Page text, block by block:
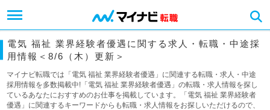
電気 福祉 業界経験者優遇に関する求人・転職・中途採
用情報＜8/6（木）更新＞
マイナビ転職では「電気 福祉 業界経験者優遇」に関連する転職・求人・中途
採用情報を多数掲載中!「電気 福祉 業界経験者優遇」の転職・求人情報を探し
ているあなたにおすすめのお仕事を掲載しています。「電気 福祉 業界経験者
優遇」に関連するキーワードからも転職・求人情報をお探しいただけるので、